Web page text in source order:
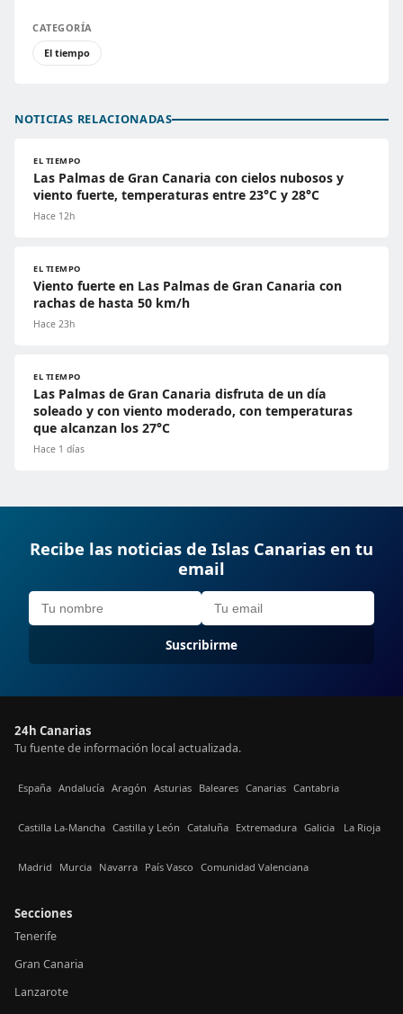
CATEGORÍA
El tiempo
NOTICIAS RELACIONADAS
EL TIEMPO
Las Palmas de Gran Canaria con cielos nubosos y
viento fuerte, temperaturas entre 23°C y 28°C
Hace 12h
EL TIEMPO
Viento fuerte en Las Palmas de Gran Canaria con
rachas de hasta 50 km/h
Hace 23h
EL TIEMPO
Las Palmas de Gran Canaria disfruta de un día
soleado y con viento moderado, con temperaturas
que alcanzan los 27°C
Hace 1 días
Recibe las noticias de Islas Canarias en tu
email
Suscribirme
24h Canarias
Tu fuente de información local actualizada.
España Andalucía Aragón Asturias Baleares Canarias Cantabria
Castilla La-Mancha Castilla y León Cataluña Extremadura Galicia La Rioja
Madrid Murcia Navarra País Vasco Comunidad Valenciana
Secciones
Tenerife
Gran Canaria
Lanzarote